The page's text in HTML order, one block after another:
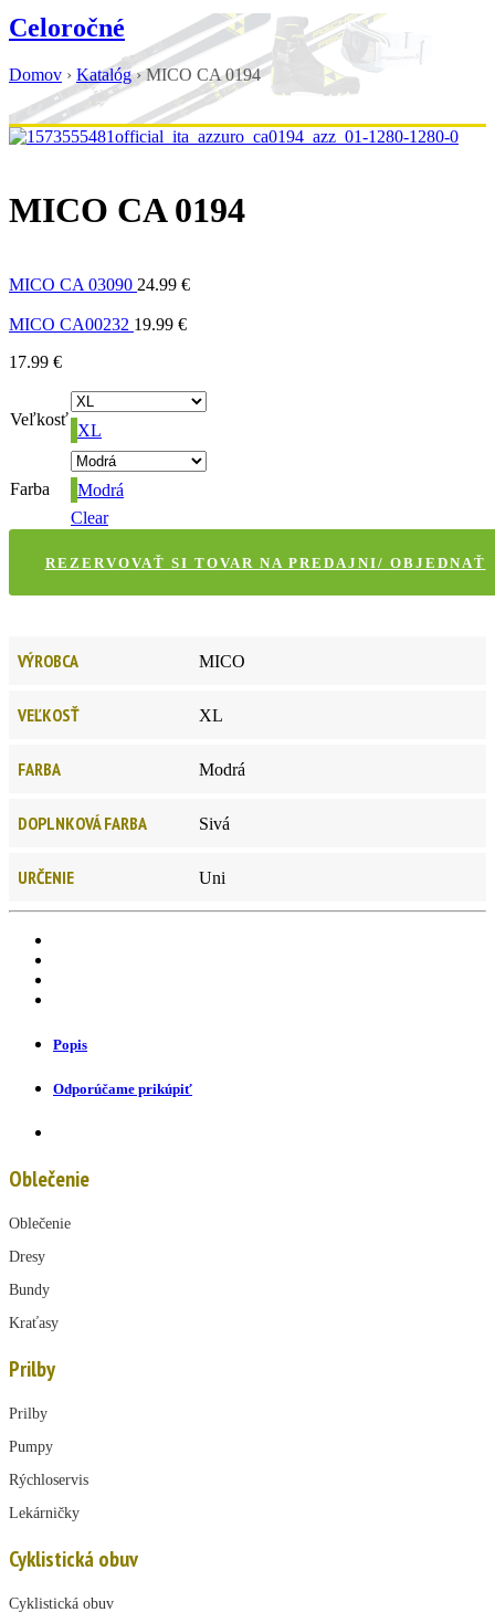
Celoročné
Domov › Katalóg›MICO CA 0194
MICO CA 0194
MICO CA 03090 24.99 €
MICO CA00232 19.99 €
17.99 €
Veľkosť
XL
Farba
Modrá
Clear
REZERVOVAŤ SI TOVAR NA PREDAJNI/ OBJEDNAŤ
VÝROBCA MICO
VEĽKOSŤ XL
FARBA Modrá
DOPLNKOVÁ FARBA Sivá
URČENIE Uni
Popis
Odporúčame prikúpiť
Oblečenie
Oblečenie
Dresy
Bundy
Kraťasy
Prilby
Prilby
Pumpy
Rýchloservis
Lekárničky
Cyklistická obuv
Cyklistická obuv